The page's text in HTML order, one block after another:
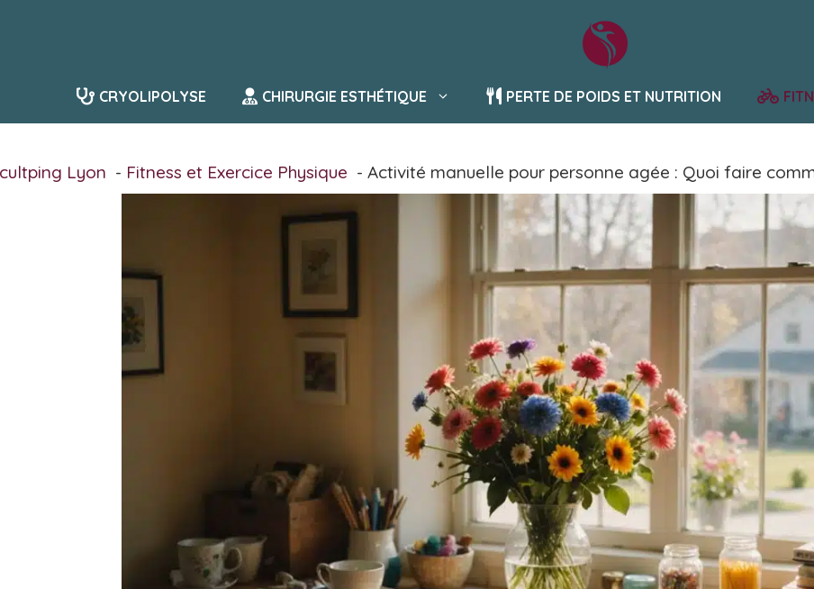
CRYOLIPOLYSE CHIRURGIE ESTHÉTIQUE PERTE DE POIDS ET NUTRITION
Lyon Fitness et Exercice Physique Activité manuelle pour personne agée : Quoi faire